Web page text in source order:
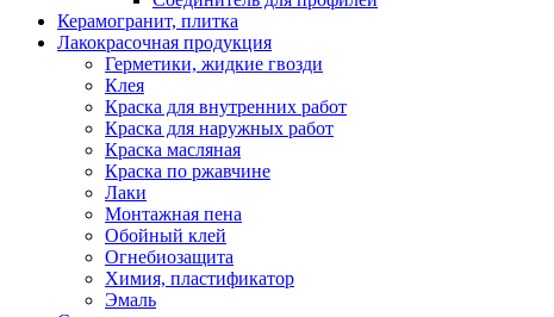
Керамогранит, плитка
Лакокрасочная продукция
Герметики, жидкие гвозди
Клея
Краска для внутренних работ
Краска для наружных работ
Краска масляная
Краска по ржавчине
Лаки
Монтажная пена
Обойный клей
Огнебиозащита
Химия, пластификатор
Эмаль